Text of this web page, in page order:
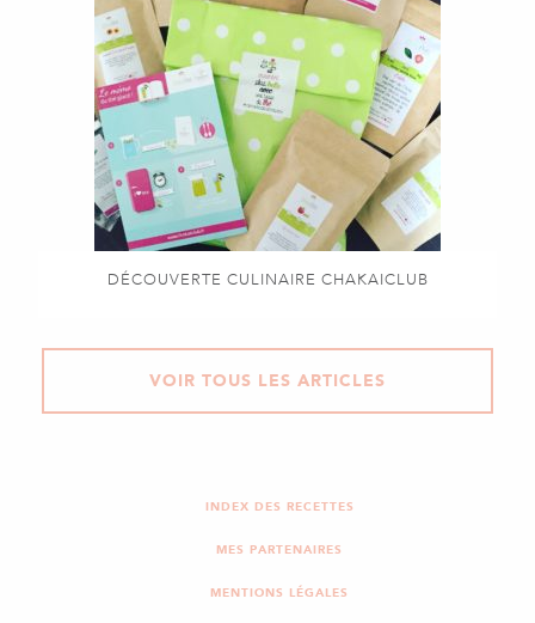
DÉCOUVERTE CULINAIRE CHAKAICLUB
VOIR TOUS LES ARTICLES
INDEX DES RECETTES
MES PARTENAIRES
MENTIONS LÉGALES